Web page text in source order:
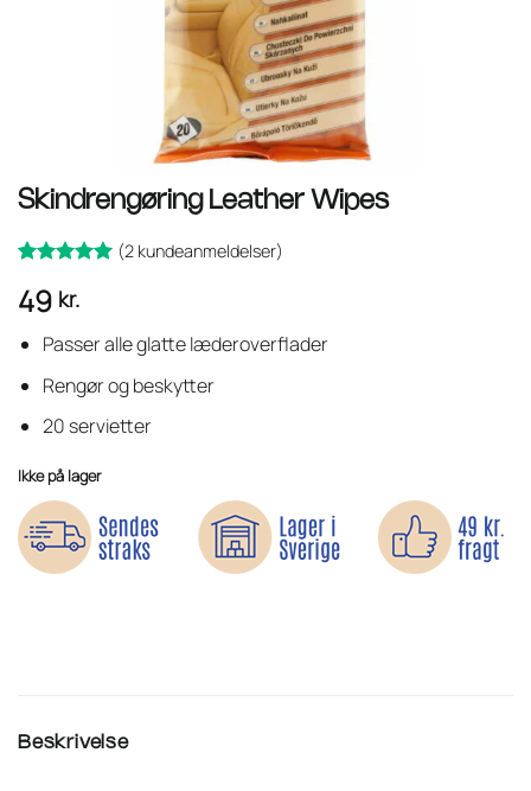
Skindrengøring Leather Wipes
som 5ud
på
kundebedømmelser
(2kundeanmeldelser)
49 kr.
Passer alle glatte læderoverflader
Rengør og beskytter
20 servietter
Ikke på lager
Beskrivelse